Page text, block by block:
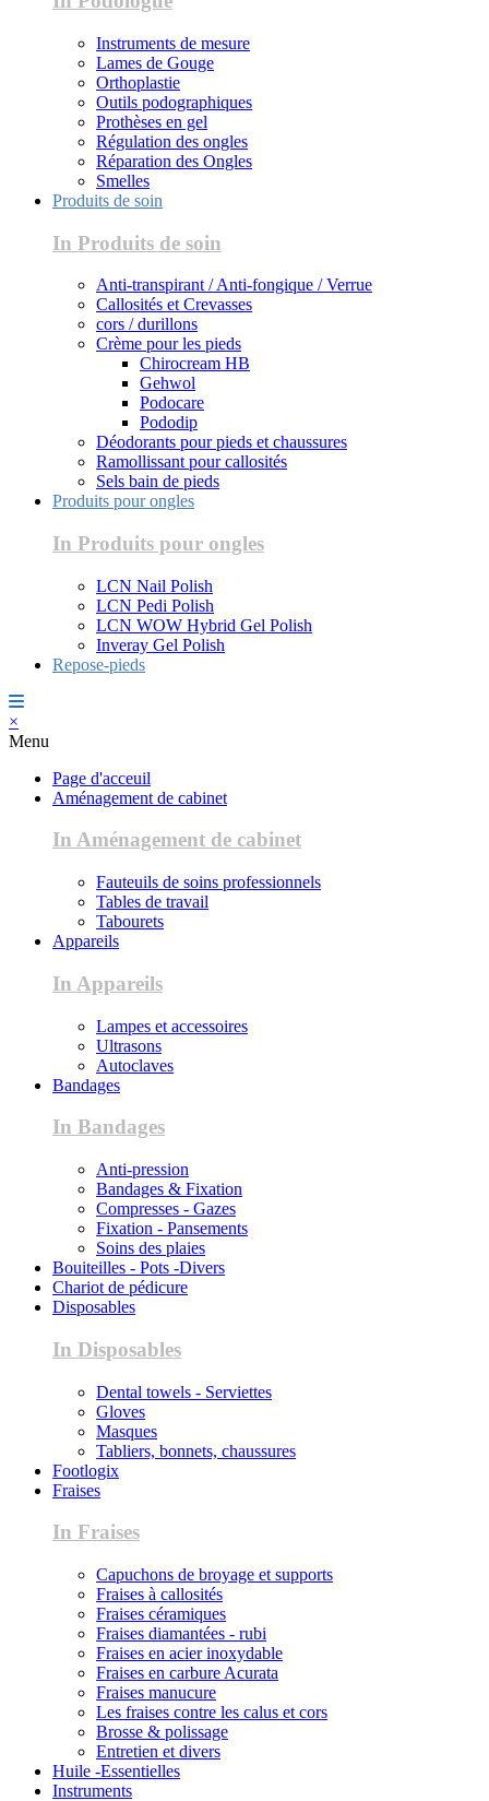
Instruments de mesure
Lames de Gouge
Orthoplastie
Outils podographiques
Prothèses en gel
Régulation des ongles
Réparation des Ongles
Smelles
Produits de soin
In Produits de soin
Anti-transpirant / Anti-fongique / Verrue
Callosités et Crevasses
cors / durillons
Crème pour les pieds
Chirocream HB
Gehwol
Podocare
Pododip
Déodorants pour pieds et chaussures
Ramollissant pour callosités
Sels bain de pieds
Produits pour ongles
In Produits pour ongles
LCN Nail Polish
LCN Pedi Polish
LCN WOW Hybrid Gel Polish
Inveray Gel Polish
Repose-pieds
×
Menu
Page d'acceuil
Aménagement de cabinet
In Aménagement de cabinet
Fauteuils de soins professionnels
Tables de travail
Tabourets
Appareils
In Appareils
Lampes et accessoires
Ultrasons
Autoclaves
Bandages
In Bandages
Anti-pression
Bandages & Fixation
Compresses - Gazes
Fixation - Pansements
Soins des plaies
Bouiteilles - Pots -Divers
Chariot de pédicure
Disposables
In Disposables
Dental towels - Serviettes
Gloves
Masques
Tabliers, bonnets, chaussures
Footlogix
Fraises
In Fraises
Capuchons de broyage et supports
Fraises à callosités
Fraises céramiques
Fraises diamantées - rubi
Fraises en acier inoxydable
Fraises en carbure Acurata
Fraises manucure
Les fraises contre les calus et cors
Brosse & polissage
Entretien et divers
Huile -Essentielles
Instruments